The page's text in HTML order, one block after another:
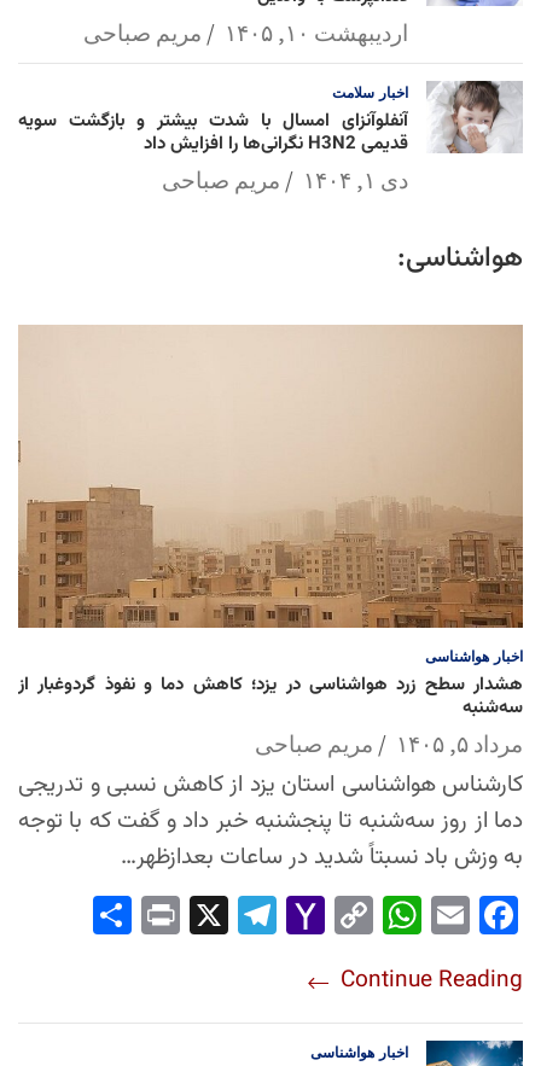
اردیبهشت ۱۰, ۱۴۰۵ مریم صباحی
اخبار سلامت
آنفلوآنزای امسال با شدت بیشتر و بازگشت سویه
قدیمی H3N2 نگرانی‌ها را افزایش داد
دی ۱, ۱۴۰۴ مریم صباحی
هواشناسی:
اخبار هواشناسی
هشدار سطح زرد هواشناسی در یزد؛ کاهش دما و نفوذ گردوغبار از
سه‌شنبه
مرداد ۵, ۱۴۰۵ مریم صباحی
کارشناس هواشناسی استان یزد از کاهش نسبی و تدریجی
دما از روز سه‌شنبه تا پنجشنبه خبر داد و گفت که با توجه
به وزش باد نسبتاً شدید در ساعات بعدازظهر…
Fac
ok
Em
Wh
Ap
p
Co
Lin
k
Yah
l
Tel
Pri
Continue Reading
اخبار هواشناسی